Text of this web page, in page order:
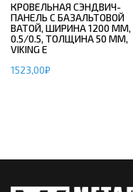
КРОВЕЛЬНАЯ СЭНДВИЧ-
ПАНЕЛЬ С БАЗАЛЬТОВОЙ
ВАТОЙ, ШИРИНА 1200 ММ,
0.5/0.5, ТОЛЩИНА 50 ММ,
VIKING E
1523,00₽